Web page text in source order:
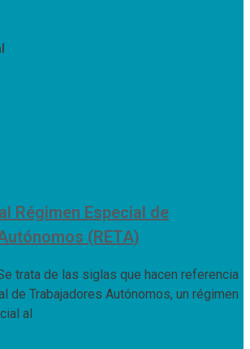
Régimen Especial de
(RETA)
trata de las siglas que hacen referencia
de Trabajadores Autónomos, un régimen
al